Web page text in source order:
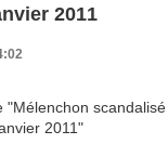
2011